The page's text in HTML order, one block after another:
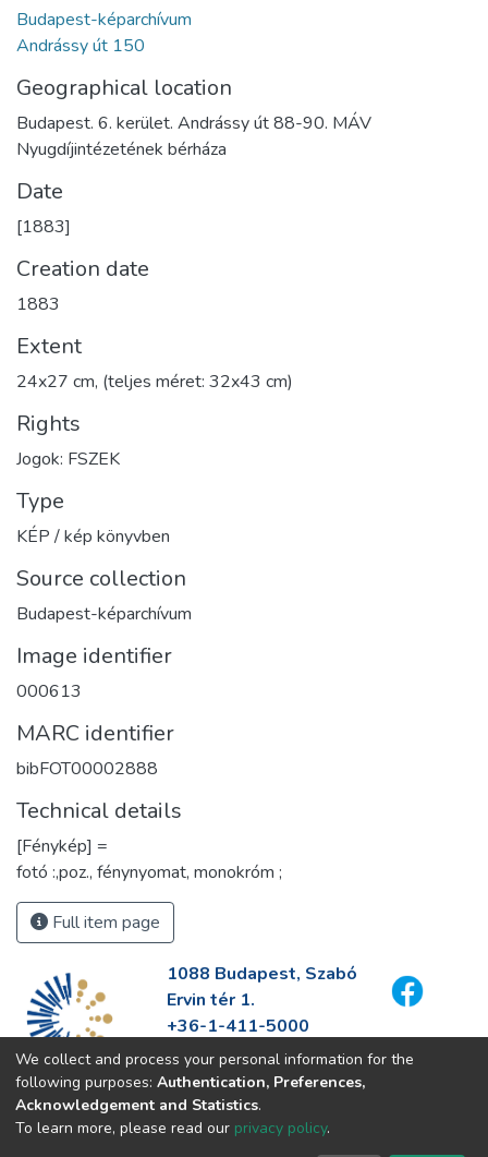
Budapest-képarchívum
Andrássy út 150
Geographical location
Budapest. 6. kerület. Andrássy út 88-90. MÁV
Nyugdíjintézetének bérháza
Date
[1883]
Creation date
1883
Extent
24x27 cm, (teljes méret: 32x43 cm)
Rights
Jogok: FSZEK
Type
KÉP / kép könyvben
Source collection
Budapest-képarchívum
Image identifier
000613
MARC identifier
bibFOT00002888
Technical details
[Fénykép] =
fotó :,poz., fénynyomat, monokróm ;
Full item page
1088 Budapest, Szabó
Ervin tér 1.
+36-1-411-5000
info@fszek.hu
https://fszek.hu
We collect and process your personal information for the
following purposes: Authentication, Preferences,
Acknowledgement and Statistics.
To learn more, please read our privacy policy.